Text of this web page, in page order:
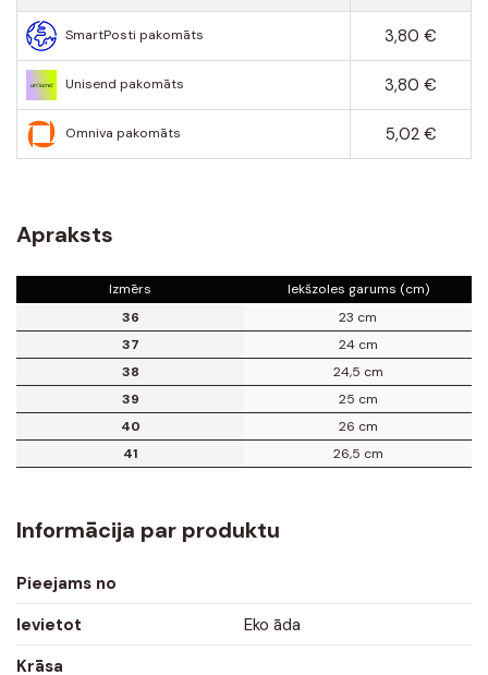
SmartPosti pakomāts 3,80 €
Unisend pakomāts 3,80 €
Omniva pakomāts 5,02 €
Apraksts
Izmērs
Iekšzoles garums (cm)
36
23 cm
37
24 cm
38
24,5 cm
39
25 cm
40
26 cm
41
26,5 cm
Informācija par produktu
Pieejams no
Ievietot
Eko āda
Krāsa